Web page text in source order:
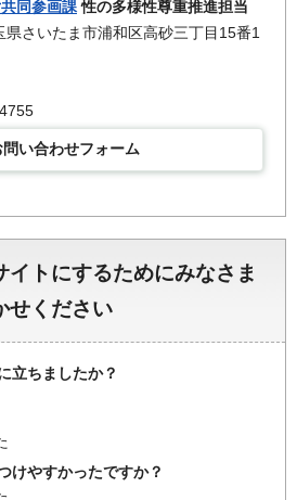
同参画課性の多様性尊重推進担当
さいたま市浦和区高砂三丁目15番1
問い合わせフォーム
イトにするためにみなさま
せください
立ちましたか？
けやすかったですか？